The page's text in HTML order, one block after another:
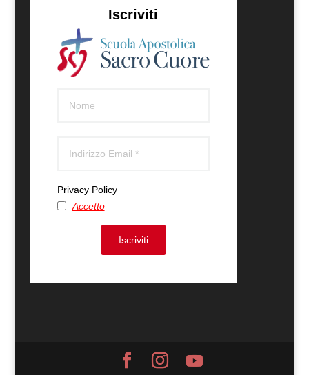
Iscriviti
Privacy Policy
Accetto
Iscriviti